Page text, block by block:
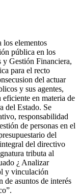
los elementos
pública en los
y Gestión Financiera,
para el recto
del actuar
y sus agentes,
en materia de
del Estado. Se
responsabilidad
de personas en el
del
del directivo
tributa al
¿ Analizar
y vinculación
asuntos de interés